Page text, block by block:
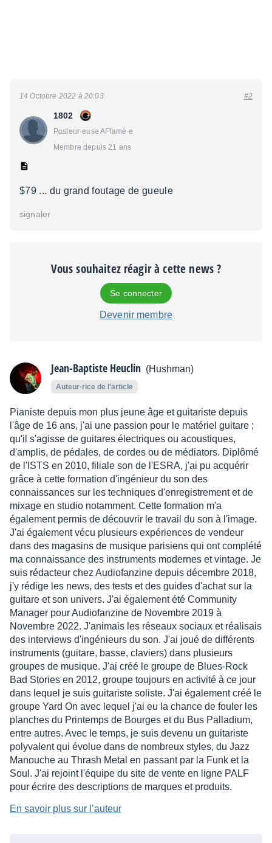
1802
Posteur·euse AFfamé·e
Membre depuis 21 ans
14 Octobre 2022 à 20:03 #2
$79 ... du grand foutage de gueule
signaler
Vous souhaitez réagir à cette news ?
Se connecter
Devenir membre
Jean-Baptiste Heuclin (Hushman)
Auteur·rice de l’article
Pianiste depuis mon plus jeune âge et guitariste depuis
l'âge de 16 ans, j'ai une passion pour le matériel guitare ;
qu'il s'agisse de guitares électriques ou acoustiques,
d'amplis, de pédales, de cordes ou de médiators. Diplômé
de l'ISTS en 2010, filiale son de l'ESRA, j'ai pu acquérir
grâce à cette formation d'ingénieur du son des
connaissances sur les techniques d'enregistrement et de
mixage en studio notamment. Cette formation m'a
également permis de découvrir le travail du son à l'image.
J'ai également vécu plusieurs expériences de vendeur
dans des magasins de musique parisiens qui ont complété
ma connaissance des instruments modernes et vintage. Je
suis rédacteur chez Audiofanzine depuis décembre 2018,
j'y rédige les news, des tests et des guides d'achat sur la
guitare et son univers. J'ai également été Community
Manager pour Audiofanzine de Novembre 2019 à
Novembre 2022. J'animais les réseaux sociaux et réalisais
des interviews d'ingénieurs du son. J'ai joué de différents
instruments (guitare, basse, claviers) dans plusieurs
groupes de musique. J'ai créé le groupe de Blues-Rock
Bad Stories en 2012, groupe toujours en activité à ce jour
dans lequel je suis guitariste soliste. J'ai également créé le
groupe Yard On avec lequel j'ai eu la chance de fouler les
planches du Printemps de Bourges et du Bus Palladium,
entre autres. Avec le temps, je suis devenu un guitariste
polyvalent qui évolue dans de nombreux styles, du Jazz
Manouche au Thrash Metal en passant par la Funk et la
Soul. J'ai rejoint l'équipe du site de vente en ligne PALF
pour écrire des descriptions de marques et produits.
En savoir plus sur l’auteur